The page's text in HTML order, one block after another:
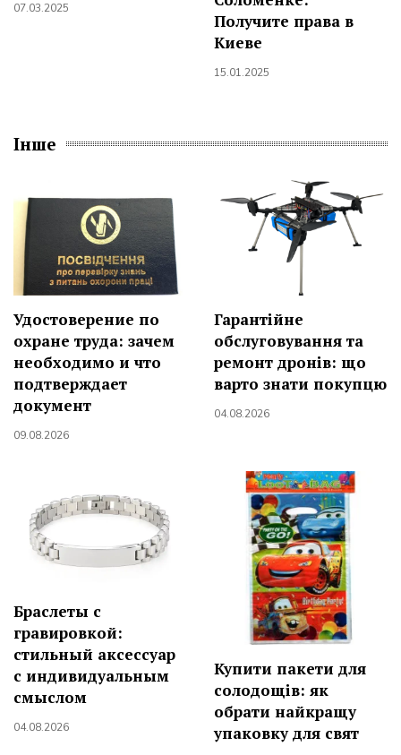
07.03.2025
Получите права в
Киеве
15.01.2025
Інше
Удостоверение по
охране труда: зачем
необходимо и что
подтверждает
документ
09.08.2026
Гарантійне
обслуговування та
ремонт дронів: що
варто знати покупцю
04.08.2026
Браслеты с
гравировкой:
стильный аксессуар
с индивидуальным
смыслом
04.08.2026
Купити пакети для
солодощів: як
обрати найкращу
упаковку для свят